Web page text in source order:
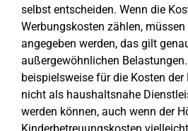
selbst entscheiden. Wenn die
Werbungskosten zählen,
angegeben werden, das gilt
außergewöhnlichen
beispielsweise für die Kosten der
nicht als haushaltsnahe
werden können, auch wenn der